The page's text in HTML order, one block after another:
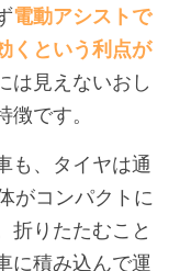
電動アシストで
くという利点が
は見えないおし
です。
も、タイヤは通
がコンパクトに
折りたたむこと
に積み込んで運